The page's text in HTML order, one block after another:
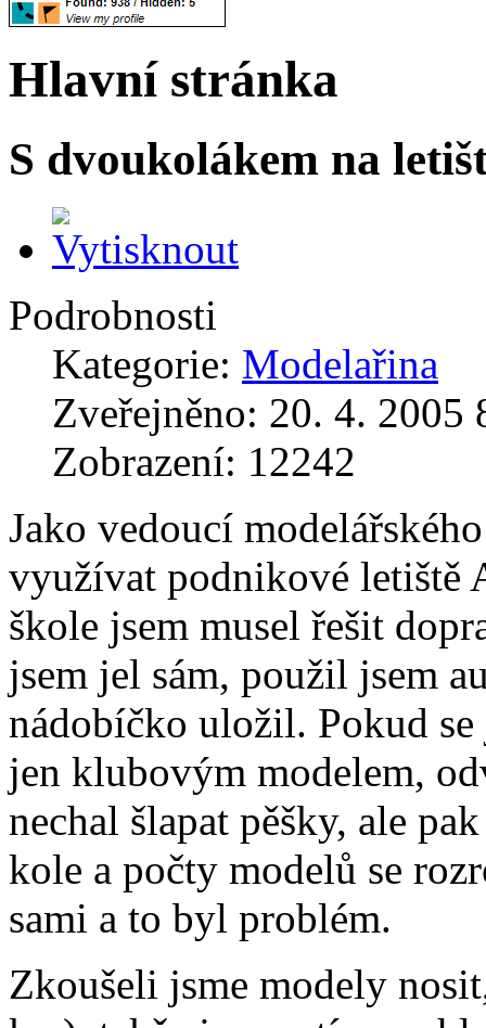
Hlavní stránka
S dvoukolákem na
Podrobnosti
Kategorie: Modelařina
Zveřejněno: 20. 4. 2005
Zobrazení: 12242
Jako vedoucí
využívat podnikové letiště
škole jsem musel řešit
jsem jel sám, použil jsem
nádobíčko uložil. Pokud
jen klubovým modelem,
nechal šlapat pěšky, ale
kole a počty modelů se
sami a to byl problém.
Zkoušeli jsme modely